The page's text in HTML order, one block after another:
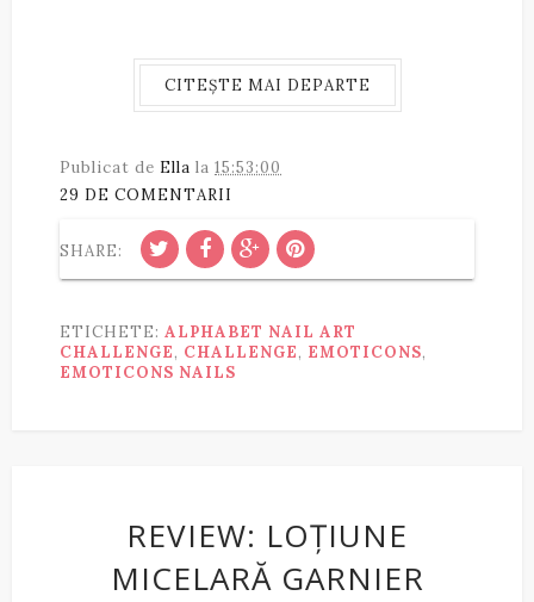
CITEȘTE MAI DEPARTE
Publicat de Ella la 15:53:00
29 DE COMENTARII
SHARE:
ETICHETE: ALPHABET NAIL ART
CHALLENGE, CHALLENGE, EMOTICONS,
EMOTICONS NAILS
REVIEW: LOȚIUNE
MICELARĂ GARNIER